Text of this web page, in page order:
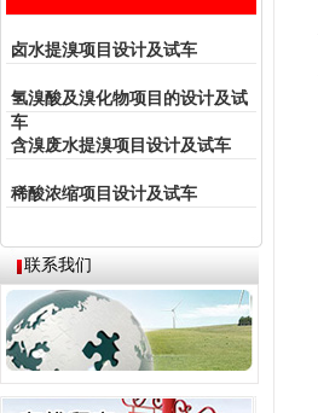
卤水提溴项目设计及试车
氢溴酸及溴化物项目的设计及试
车
含溴废水提溴项目设计及试车
稀酸浓缩项目设计及试车
联系我们